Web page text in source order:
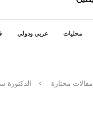
محليات عربي ودولي
مقالات مختارة